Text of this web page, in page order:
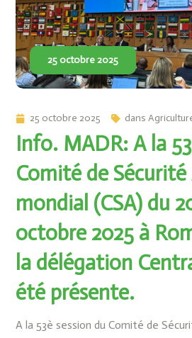
25 octobre 2025
25 octobre 2025 dans
Info. MADR: A la
Comité de
mondial (CSA) du
octobre 2025 à
la délégation
été présente.
A la 53è session du Comité de